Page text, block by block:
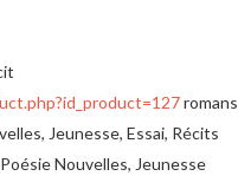
romans
Jeunesse, Essai, Récits
Nouvelles, Jeunesse